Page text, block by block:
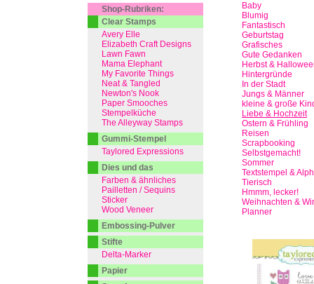
Baby
Blumig
Fantastisch
Geburtstag
Grafisches
Gute Gedanken
Herbst &
Hintergründe
In der Stadt
Jungs & Männer
kleine & große
Liebe & Hochzeit
Ostern & Frühling
Reisen
Scrapbooking
Selbstgemacht!
Sommer
Textstempel &
Tierisch
Hmmm, lecker!
Weihnachten &
Planner
Shop-Rubriken:
Clear Stamps
Avery Elle
Elizabeth Craft Designs
Lawn Fawn
Mama Elephant
My Favorite Things
Neat & Tangled
Newton's Nook
Paper Smooches
Stempelküche
The Alleyway Stamps
Gummi-Stempel
Taylored Expressions
Dies und das
Farben & ähnliches
Pailletten / Sequins
Sticker
Wood Veneer
Embossing-Pulver
Stifte
Delta-Marker
Papier